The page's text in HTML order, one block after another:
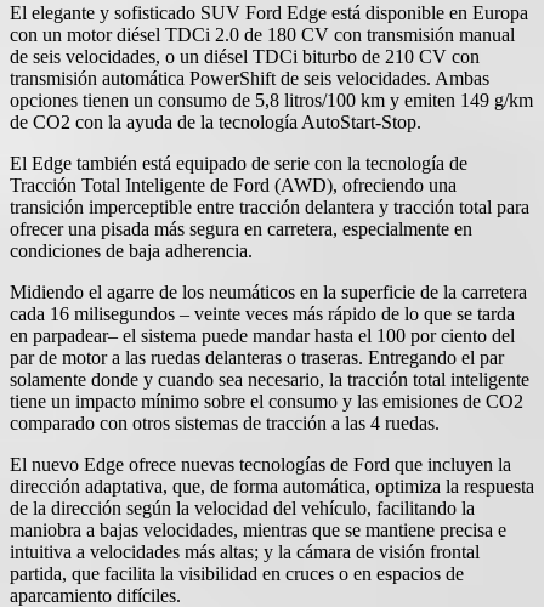
El elegante y sofisticado SUV Ford Edge está disponible en Europa
con un motor diésel TDCi 2.0 de 180 CV con transmisión manual
de seis velocidades, o un diésel TDCi biturbo de 210 CV con
transmisión automática PowerShift de seis velocidades. Ambas
opciones tienen un consumo de 5,8 litros/100 km y emiten 149 g/km
de CO2 con la ayuda de la tecnología AutoStart-Stop.
El Edge también está equipado de serie con la tecnología de
Tracción Total Inteligente de Ford (AWD), ofreciendo una
transición imperceptible entre tracción delantera y tracción total para
ofrecer una pisada más segura en carretera, especialmente en
condiciones de baja adherencia.
Midiendo el agarre de los neumáticos en la superficie de la carretera
cada 16 milisegundos – veinte veces más rápido de lo que se tarda
en parpadear– el sistema puede mandar hasta el 100 por ciento del
par de motor a las ruedas delanteras o traseras. Entregando el par
solamente donde y cuando sea necesario, la tracción total inteligente
tiene un impacto mínimo sobre el consumo y las emisiones de CO2
comparado con otros sistemas de tracción a las 4 ruedas.
El nuevo Edge ofrece nuevas tecnologías de Ford que incluyen la
dirección adaptativa, que, de forma automática, optimiza la respuesta
de la dirección según la velocidad del vehículo, facilitando la
maniobra a bajas velocidades, mientras que se mantiene precisa e
intuitiva a velocidades más altas; y la cámara de visión frontal
partida, que facilita la visibilidad en cruces o en espacios de
aparcamiento difíciles.